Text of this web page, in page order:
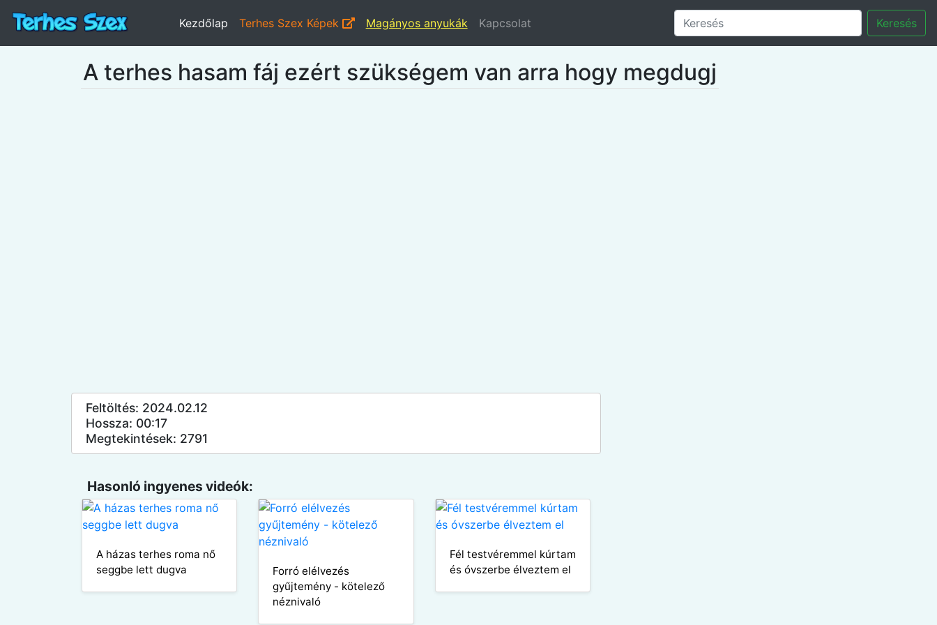
Kezdőlap Terhes Szex Képek Magányos anyukák Kapcsolat Keresés
A terhes hasam fáj ezért szükségem van arra hogy megdugj
Feltöltés: 2024.02.12
Hossza: 00:17
Megtekintések: 2791
Hasonló ingyenes videók:
A házas terhes roma nő
seggbe lett dugva
Forró elélvezés
gyűjtemény - kötelező
néznivaló
Fél testvéremmel kúrtam
és óvszerbe élveztem el